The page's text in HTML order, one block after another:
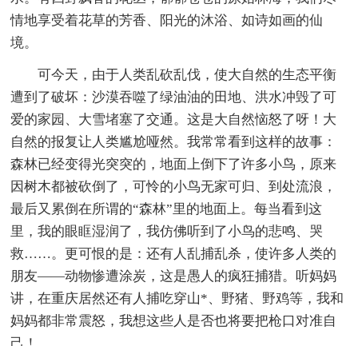
情地享受着花草的芳香、阳光的沐浴、如诗如画的仙
境。
可今天，由于人类乱砍乱伐，使大自然的生态平衡
遭到了破坏：沙漠吞噬了绿油油的田地、洪水冲毁了可
爱的家园、大雪堵塞了交通。这是大自然恼怒了呀！大
自然的报复让人类尴尬哑然。我常常看到这样的故事：
森林已经变得光突突的，地面上倒下了许多小鸟，原来
因树木都被砍倒了，可怜的小鸟无家可归、到处流浪，
最后又累倒在所谓的“森林”里的地面上。每当看到这
里，我的眼眶湿润了，我仿佛听到了小鸟的悲鸣、哭
救……。更可恨的是：还有人乱捕乱杀，使许多人类的
朋友——动物惨遭涂炭，这是愚人的疯狂捕猎。听妈妈
讲，在重庆居然还有人捕吃穿山*、野猪、野鸡等，我和
妈妈都非常震怒，我想这些人是否也将要把枪口对准自